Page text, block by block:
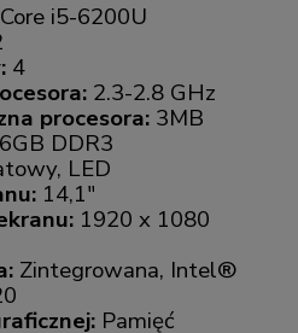
i5-6200U
4
2.3-2.8 GHz
procesora: 3MB
DDR3
LED
14,1"
1920 x 1080
Zintegrowana, Intel®
Pamięć